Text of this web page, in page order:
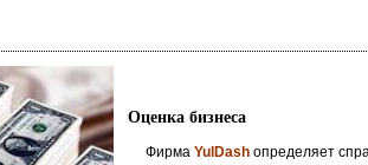
Оценка бизнеса
Фирма YulDash определяет